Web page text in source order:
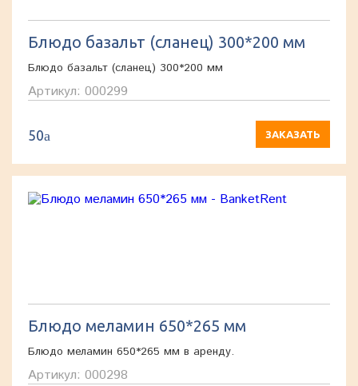
Блюдо базальт (сланец) 300*200 мм
Блюдо базальт (сланец) 300*200 мм
Артикул: 000299
50a ЗАКАЗАТЬ
Блюдо меламин 650*265 мм
Блюдо меламин 650*265 мм в аренду.
Артикул: 000298